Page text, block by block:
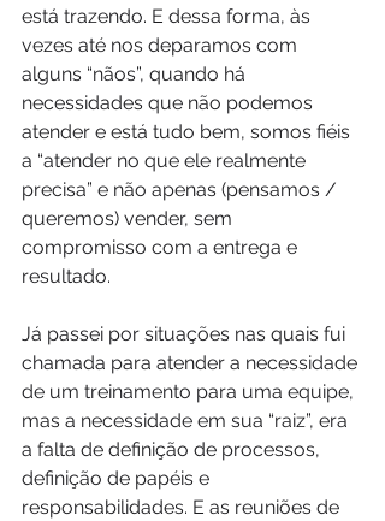
está trazendo. E dessa forma, às
vezes até nos deparamos com
alguns “nãos”, quando há
necessidades que não podemos
atender e está tudo bem, somos fiéis
a “atender no que ele realmente
precisa” e não apenas (pensamos /
queremos) vender, sem
compromisso com a entrega e
resultado.
Já passei por situações nas quais fui
chamada para atender a necessidade
de um treinamento para uma equipe,
mas a necessidade em sua “raiz”, era
a falta de definição de processos,
definição de papéis e
responsabilidades. E as reuniões de